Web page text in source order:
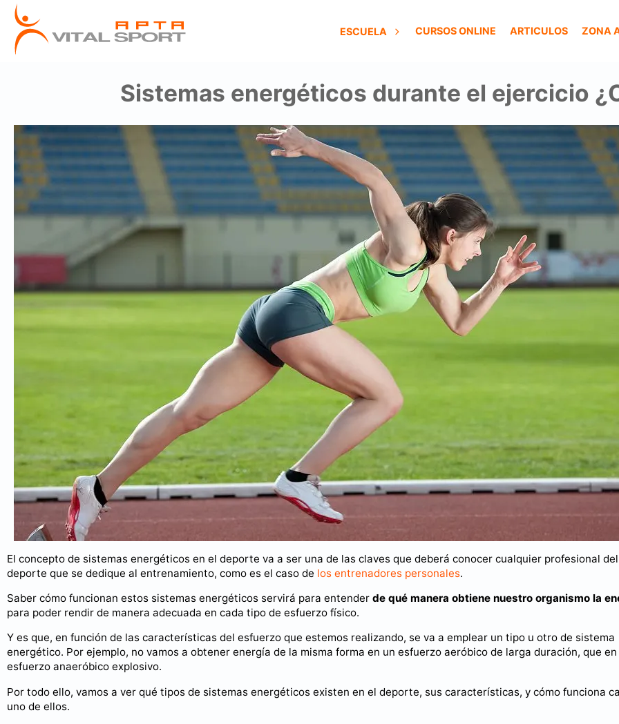
ESCUELA CURSOS ONLINE ARTICULOS ZONA
Sistemas energéticos durante el ejercicio
El concepto de sistemas energéticos en el deporte va a ser una de las claves que deberá conocer cualquier profesional del
deporte que se dedique al entrenamiento, como es el caso de los entrenadores personales.
Saber cómo funcionan estos sistemas energéticos servirá para entender de qué manera obtiene nuestro organismo la
para poder rendir de manera adecuada en cada tipo de esfuerzo físico.
Y es que, en función de las características del esfuerzo que estemos realizando, se va a emplear un tipo u otro de sistema
energético. Por ejemplo, no vamos a obtener energía de la misma forma en un esfuerzo aeróbico de larga duración, que en
esfuerzo anaeróbico explosivo.
Por todo ello, vamos a ver qué tipos de sistemas energéticos existen en el deporte, sus características, y cómo funciona
uno de ellos.